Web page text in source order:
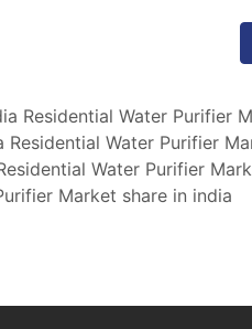
Residential Water Purifier
Water Purifier
Water Purifier
Market share in india